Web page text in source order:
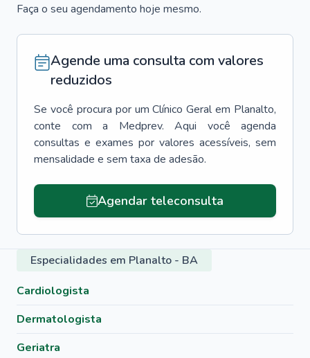
Faça o seu agendamento hoje mesmo.
Agende uma consulta com valores
reduzidos
Se você procura por um Clínico Geral em Planalto,
conte com a Medprev. Aqui você agenda
consultas e exames por valores acessíveis, sem
mensalidade e sem taxa de adesão.
Agendar teleconsulta
Especialidades em Planalto - BA
Cardiologista
Dermatologista
Geriatra